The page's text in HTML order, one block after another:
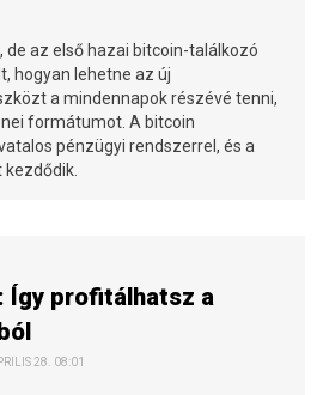
de az első hazai bitcoin-találkozó
hogyan lehetne az új
a mindennapok részévé tenni,
formátumot. A bitcoin
pénzügyi rendszerrel, és a
Így profitálhatsz a
28. 08:01